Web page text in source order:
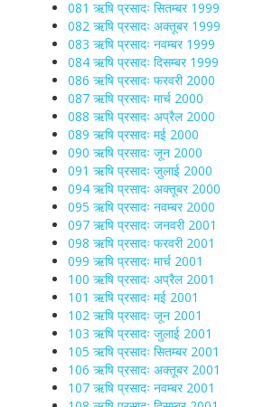
081 ऋषि प्रसादः सितम्बर 1999
082 ऋषि प्रसादः अक्तूबर 1999
083 ऋषि प्रसादः नवम्बर 1999
084 ऋषि प्रसादः दिसम्बर 1999
086 ऋषि प्रसादः फरवरी 2000
087 ऋषि प्रसादः मार्च 2000
088 ऋषि प्रसादः अप्रैल 2000
089 ऋषि प्रसादः मई 2000
090 ऋषि प्रसादः जून 2000
091 ऋषि प्रसादः जुलाई 2000
094 ऋषि प्रसादः अक्तूबर 2000
095 ऋषि प्रसादः नवम्बर 2000
097 ऋषि प्रसादः जनवरी 2001
098 ऋषि प्रसादः फरवरी 2001
099 ऋषि प्रसादः मार्च 2001
100 ऋषि प्रसादः अप्रैल 2001
101 ऋषि प्रसादः मई 2001
102 ऋषि प्रसादः जून 2001
103 ऋषि प्रसादः जुलाई 2001
105 ऋषि प्रसादः सितम्बर 2001
106 ऋषि प्रसादः अक्तूबर 2001
107 ऋषि प्रसादः नवम्बर 2001